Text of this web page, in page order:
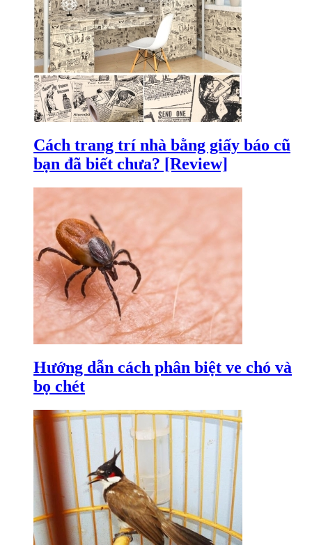
Cách trang trí nhà bằng giấy báo cũ
bạn đã biết chưa? [Review]
Hướng dẫn cách phân biệt ve chó và
bọ chét